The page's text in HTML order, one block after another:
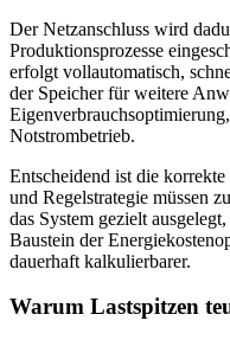
Der Netzanschluss wird
Produktionsprozesse
erfolgt vollautomatisch,
der Speicher für weitere
Notstrombetrieb.
Entscheidend ist die
und Regelstrategie müssen
das System gezielt
Baustein der
dauerhaft kalkulierbarer.
Warum Lastspitzen